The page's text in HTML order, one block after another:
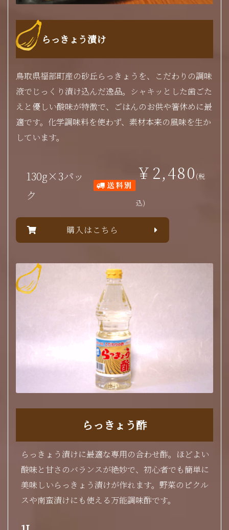
らっきょう漬け
鳥取県福部町産の砂丘らっきょうを、こだわりの調味
液でじっくり漬け込んだ逸品。シャキッとした歯ごた
えと優しい酸味が特徴で、ごはんのお供や箸休めに最
適です。化学調味料を使わず、素材本来の風味を生か
しています。
130g×3パッ
ク
￥2,480 (税
込)
購入はこちら
らっきょう酢
らっきょう漬けに最適な専用の合わせ酢。ほどよい
酸味と甘さのバランスが絶妙で、初心者でも簡単に
美味しいらっきょう漬けが作れます。野菜のピクル
スや南蛮漬けにも使える万能調味酢です。